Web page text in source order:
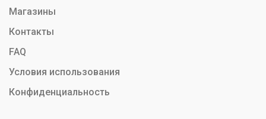
Магазины
Контакты
FAQ
Условия использования
Конфиденциальность